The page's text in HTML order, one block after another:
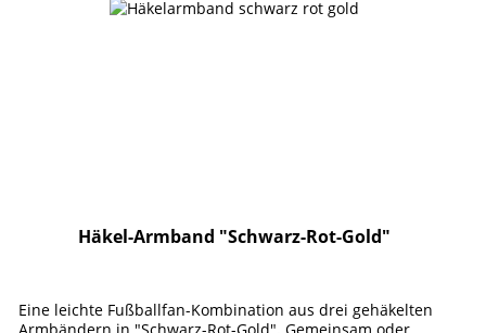
Häkel-Armband "Schwarz-Rot-Gold"
Eine leichte Fußballfan-Kombination aus drei gehäkelten
Armbändern in "Schwarz-Rot-Gold". Gemeinsam oder